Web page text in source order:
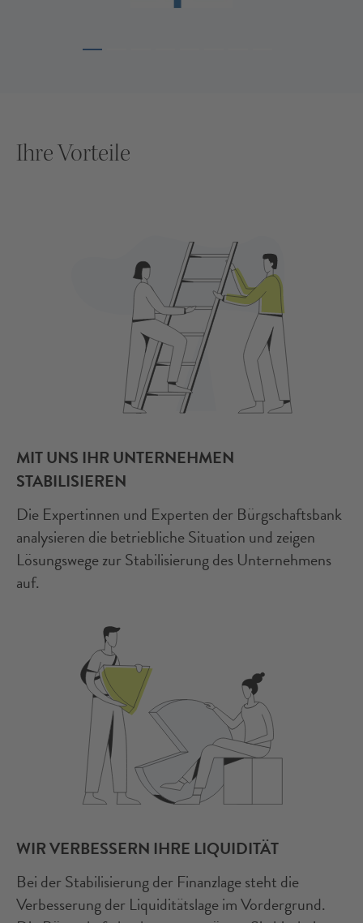
Ihre Vorteile
MIT UNS IHR UNTERNEHMEN
STABILISIEREN
Die Expertinnen und Experten der Bürgschaftsbank
analysieren die betriebliche Situation und zeigen
Lösungswege zur Stabilisierung des Unternehmens
auf.
WIR VERBESSERN IHRE LIQUIDITÄT
Bei der Stabilisierung der Finanzlage steht die
Verbesserung der Liquiditätslage im Vordergrund.